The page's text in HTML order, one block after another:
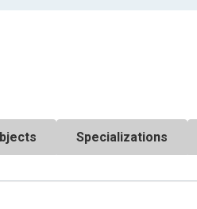
Specializations